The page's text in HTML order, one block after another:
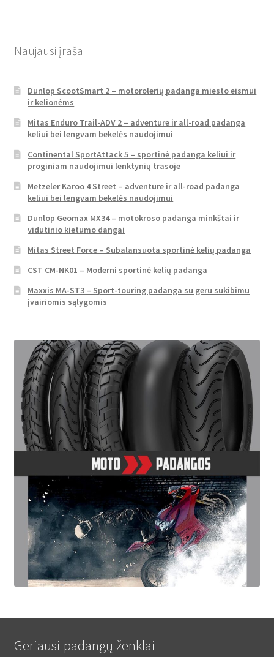
Naujausi įrašai
Dunlop ScootSmart 2 – motorolerių padanga miesto eismui
ir kelionėms
Mitas Enduro Trail-ADV 2 – adventure ir all-road padanga
keliui bei lengvam bekelės naudojimui
Continental SportAttack 5 – sportinė padanga keliui ir
proginiam naudojimui lenktynių trasoje
Metzeler Karoo 4 Street – adventure ir all-road padanga
keliui bei lengvam bekelės naudojimui
Dunlop Geomax MX34 – motokroso padanga minkštai ir
vidutinio kietumo dangai
Mitas Street Force – Subalansuota sportinė kelių padanga
CST CM-NK01 – Moderni sportinė kelių padanga
Maxxis MA-ST3 – Sport-touring padanga su geru sukibimu
įvairiomis sąlygomis
Geriausi padangų ženklai